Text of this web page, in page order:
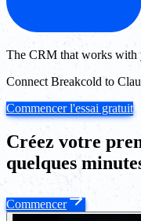
The CRM that works with
Connect Breakcold to
Commencer l'essai gratuit
Créez votre
quelques
Commencer